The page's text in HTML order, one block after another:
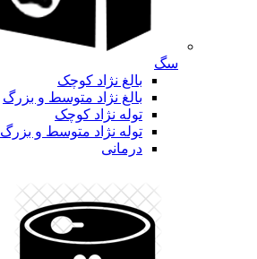
سگ
بالغ نژاد کوچک
بالغ نژاد متوسط و بزرگ
توله نژاد کوچک
توله نژاد متوسط و بزرگ
درمانی